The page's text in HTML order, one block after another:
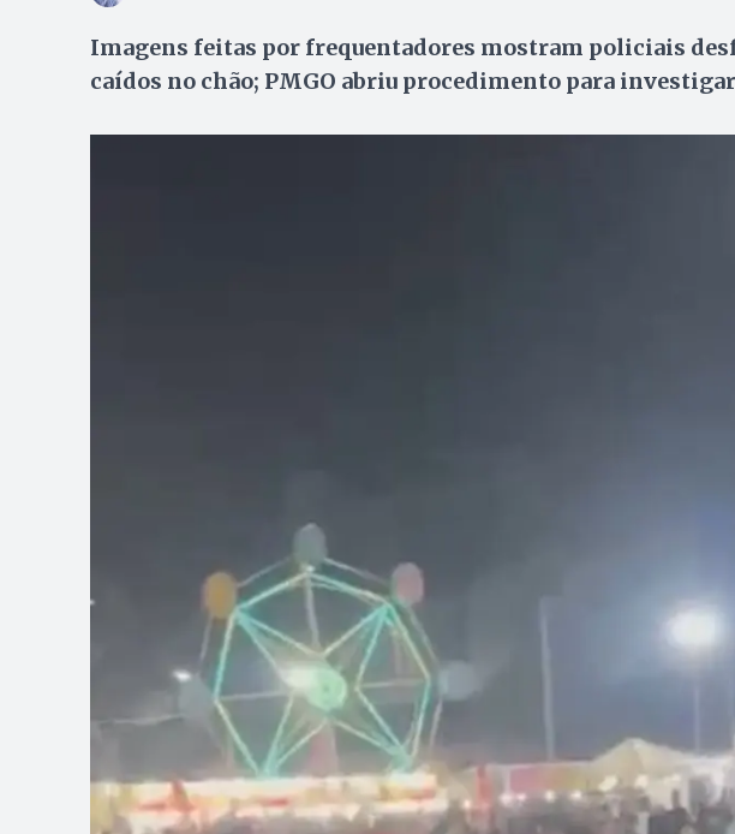
Imagens feitas por frequentadores mostram policiais
caídos no chão; PMGO abriu procedimento para investigar